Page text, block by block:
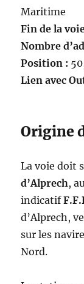
Maritime
Fin de la
Nombre
Position :
Lien avec
Origine
La voie doit
d’Alprech,
indicatif
d’Alprech,
sur les
Nord.